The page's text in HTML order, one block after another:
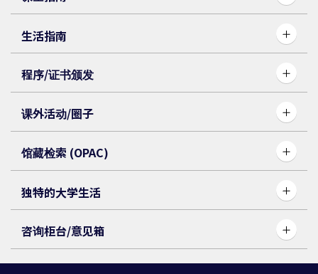
生活指南
程序/证书颁发
课外活动/圈子
馆藏检索 (OPAC)
独特的大学生活
咨询柜台/意见箱